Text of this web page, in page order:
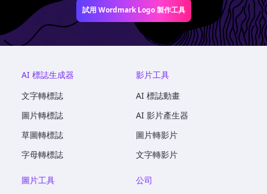
試用 Wordmark Logo 製作工具
AI 標誌生成器
文字轉標誌
圖片轉標誌
草圖轉標誌
字母轉標誌
影片工具
AI 標誌動畫
AI 影片產生器
圖片轉影片
文字轉影片
圖片工具
公司